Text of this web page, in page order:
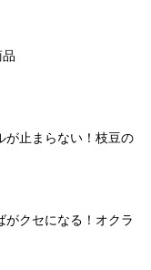
が止まらない！枝豆の
がクセになる！オクラ